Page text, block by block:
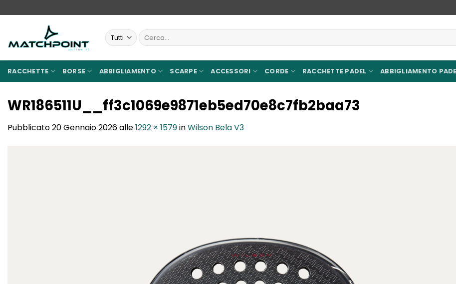
ai
Cerca:
RACCHETTE BORSE ABBIGLIAMENTO SCARPE ACCESSORI CORDE RACCHETTE PADEL ABBIGLIAMENTO
WR186511U__ff3c1069e9871eb5ed70e8c7fb2baa73
Pubblicato20 Gennaio 2026alle1292 × 1579inWilson Bela V3